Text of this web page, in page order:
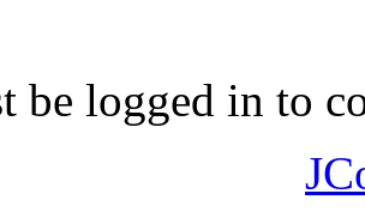
be logged in to